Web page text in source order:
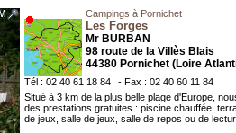
Campings à Pornichet
Les Forges
Mr BURBAN
98 route de la Villès Blais
44380 Pornichet (Loire
Tél : 02 40 61 18 84
- Fax : 02 40 60 11 84
Situé à 3 km de la plus belle plage d'Europe,
des prestations gratuites : piscine chauffée,
de jeux, salle de jeux, salle de repos ou de